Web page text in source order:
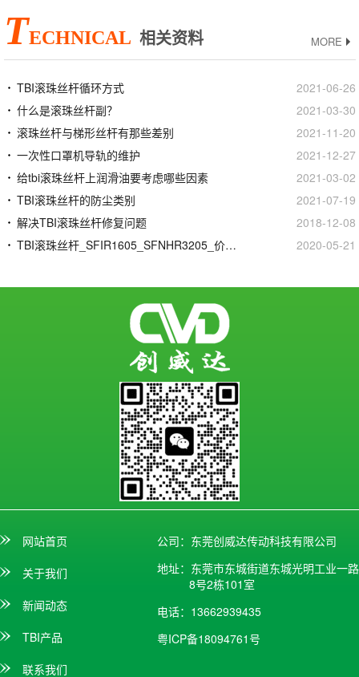
TECHNICAL 相关资料 MORE
TBI滚珠丝杆循环方式
2021-06-26
什么是滚珠丝杆副？
2021-03-30
滚珠丝杆与梯形丝杆有那些差别
2021-11-20
一次性口罩机导轨的维护
2021-12-27
给tbi滚珠丝杆上润滑油要考虑哪些因素
2021-03-02
TBI滚珠丝杆的防尘类别
2021-07-19
解决TBI滚珠丝杆修复问题
2018-12-08
TBI滚珠丝杆_SFIR1605_SFNHR3205_价格批发生产厂家
2020-05-21
网站首页
关于我们
新闻动态
TBI产品
联系我们
公司：东莞创威达传动科技有限公司
地址：东莞市东城街道东城光明工业一路
8号2栋101室
电话：13662939435
粤ICP备18094761号